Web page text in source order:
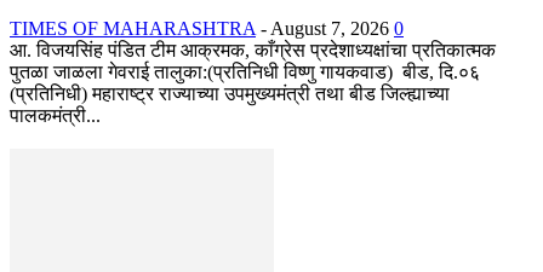
TIMES OF MAHARASHTRA - August 7, 2026 0
आ. विजयसिंह पंडित टीम आक्रमक, काँग्रेस प्रदेशाध्यक्षांचा प्रतिकात्मक
पुतळा जाळला गेवराई तालुका:(प्रतिनिधी विष्णु गायकवाड) बीड, दि.०६
(प्रतिनिधी) महाराष्ट्र राज्याच्या उपमुख्यमंत्री तथा बीड जिल्ह्याच्या
पालकमंत्री...